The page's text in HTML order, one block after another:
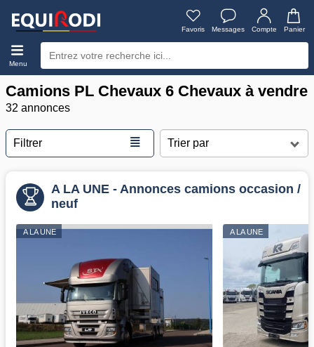
Favoris Messages Compte Panier
Menu
Camions PL Chevaux 6 Chevaux à vendre
32 annonces
Filtrer ≣
A LA UNE - Annonces camions occasion /
neuf
A LA UNE A LA UNE